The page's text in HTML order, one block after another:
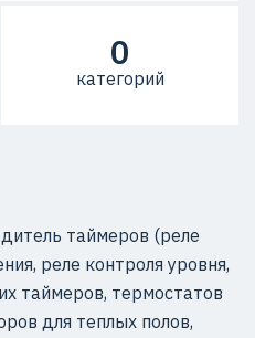
таймеров (реле
реле контроля уровня,
таймеров, термостатов
для теплых полов,
0
категорий